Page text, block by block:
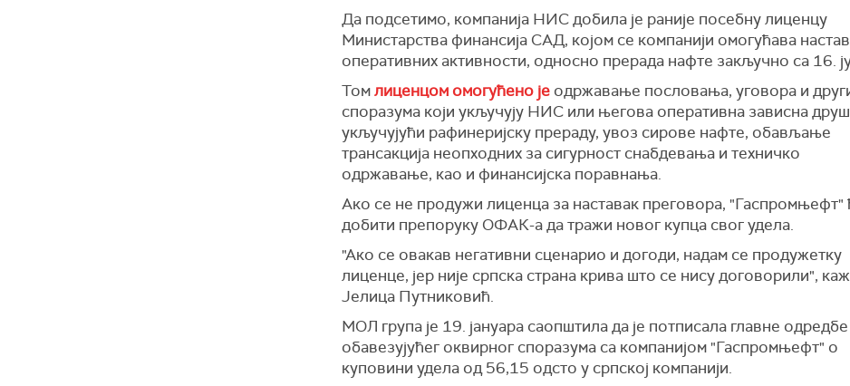
Да подсетимо, компанија НИС добила је раније посебну лиценцу
Министарства финансија САД, којом се компанији омогућава
оперативних активности, односно прерада нафте закључно са 16.
Томлиценцом омогућено је одржавање пословања, уговора и
споразума који укључују НИС или његова оперативна зависна
укључујући рафинеријску прераду, увоз сирове нафте, обављање
трансакција неопходних за сигурност снабдевања и техничко
одржавање, као и финансијска поравнања.
Ако се не продужи лиценца за наставак преговора, "Гаспромњефт"
добити препоруку ОФАК-а да тражи новог купца свог удела.
"Ако се овакав негативни сценарио и догоди, надам се продужетку
лиценце, јер није српска страна крива што се нису договорили",
Јелица Путниковић.
МОЛ група је 19. јануара саопштила да је потписала главне одредбе
обавезујућег оквирног споразума са компанијом "Гаспромњефт" о
куповини удела од 56,15 одсто у српској компанији.